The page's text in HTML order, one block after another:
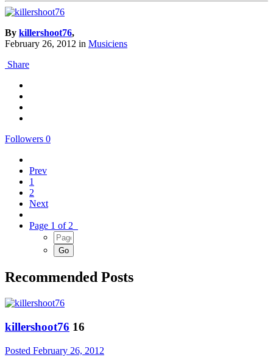
By killershoot76,
February 26, 2012 in Musiciens
Share
Followers 0
Prev
1
2
Next
Page 1 of 2
Recommended Posts
killershoot76 16
Posted February 26, 2012